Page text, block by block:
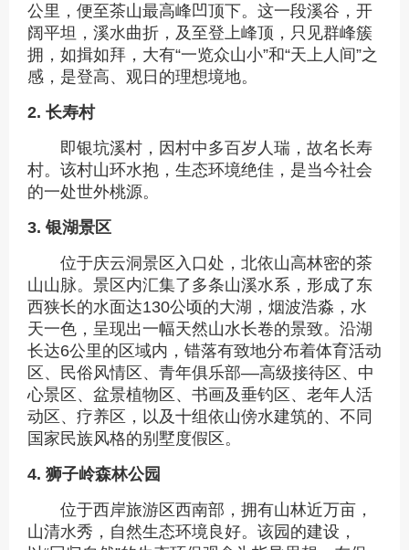
公里，便至茶山最高峰凹顶下。这一段溪谷，开
阔平坦，溪水曲折，及至登上峰顶，只见群峰簇
拥，如揖如拜，大有“一览众山小”和“天上人间”之
感，是登高、观日的理想境地。
2. 长寿村
即银坑溪村，因村中多百岁人瑞，故名长寿
村。该村山环水抱，生态环境绝佳，是当今社会
的一处世外桃源。
3. 银湖景区
位于庆云洞景区入口处，北依山高林密的茶
山山脉。景区内汇集了多条山溪水系，形成了东
西狭长的水面达130公顷的大湖，烟波浩淼，水
天一色，呈现出一幅天然山水长卷的景致。沿湖
长达6公里的区域内，错落有致地分布着体育活动
区、民俗风情区、青年俱乐部––高级接待区、中
心景区、盆景植物区、书画及垂钓区、老年人活
动区、疗养区，以及十组依山傍水建筑的、不同
国家民族风格的别墅度假区。
4. 狮子岭森林公园
位于西岸旅游区西南部，拥有山林近万亩，
山清水秀，自然生态环境良好。该园的建设，